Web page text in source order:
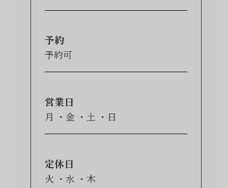
予約
予約可
営業日
月 金 土 日
定休日
火 水 木